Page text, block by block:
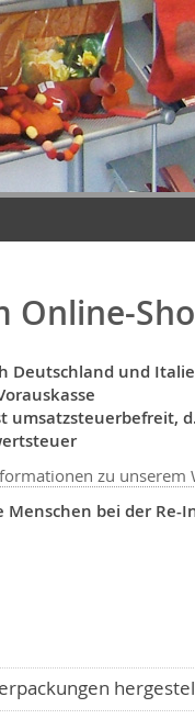
Online-
Deutschland und
umsatzsteuerbefreit,
zu unserem
bei der Re-